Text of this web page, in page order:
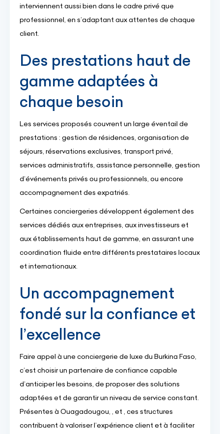
interviennent aussi bien dans le cadre privé que
professionnel, en s’adaptant aux attentes de chaque
client.
Des prestations haut de
gamme adaptées à
chaque besoin
Les services proposés couvrent un large éventail de
prestations : gestion de résidences, organisation de
séjours, réservations exclusives, transport privé,
services administratifs, assistance personnelle, gestion
d’événements privés ou professionnels, ou encore
accompagnement des expatriés.
Certaines conciergeries développent également des
services dédiés aux entreprises, aux investisseurs et
aux établissements haut de gamme, en assurant une
coordination fluide entre différents prestataires locaux
et internationaux.
Un accompagnement
fondé sur la confiance et
l’excellence
Faire appel à une conciergerie de luxe du Burkina Faso,
c’est choisir un partenaire de confiance capable
d’anticiper les besoins, de proposer des solutions
adaptées et de garantir un niveau de service constant.
Présentes à Ouagadougou, , et , ces structures
contribuent à valoriser l’expérience client et à faciliter